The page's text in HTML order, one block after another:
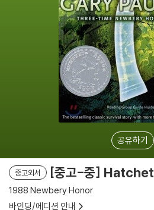
공유하기
중고외서 [중고-중] Hatchet
1988 Newbery Honor
바인딩/에디션 안내